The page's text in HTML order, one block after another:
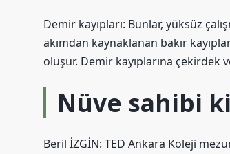
Demir kayıpları: Bunlar, yüksüz
akımdan kaynaklanan bakır
oluşur. Demir kayıplarına çekirdek
Nüve sahibi
Beril İZGİN: TED Ankara Koleji